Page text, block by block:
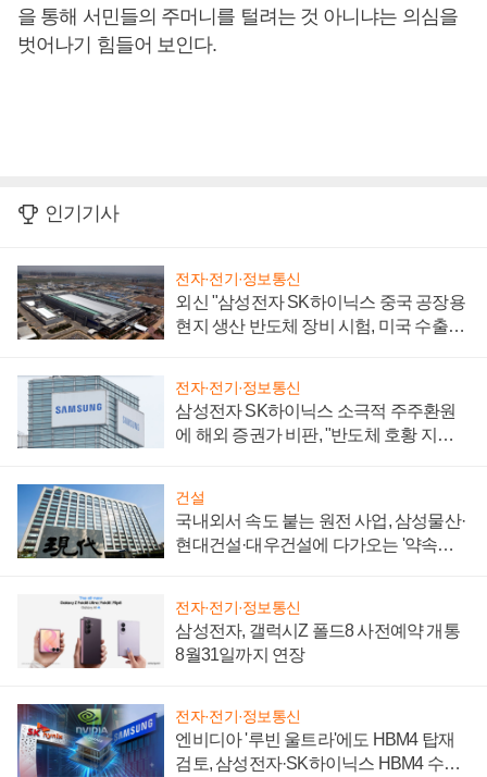
을 통해 서민들의 주머니를 털려는 것 아니냐는 의심을
벗어나기 힘들어 보인다.
인기기사
전자·전기·정보통신
외신 "삼성전자 SK하이닉스 중국 공장용
현지 생산 반도체 장비 시험, 미국 수출통
전자·전기·정보통신
삼성전자 SK하이닉스 소극적 주주환원
에 해외 증권가 비판, "반도체 호황 지속
건설
국내외서 속도 붙는 원전 사업, 삼성물산·
현대건설·대우건설에 다가오는 '약속의
전자·전기·정보통신
삼성전자, 갤럭시Z 폴드8 사전예약 개통
8월31일까지 연장
전자·전기·정보통신
엔비디아 '루빈 울트라'에도 HBM4 탑재
검토, 삼성전자·SK하이닉스 HBM4 수율